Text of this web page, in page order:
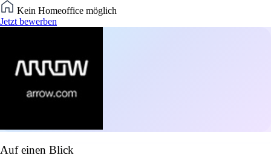
Kein Homeoffice möglich
Jetzt bewerben
Auf einen Blick